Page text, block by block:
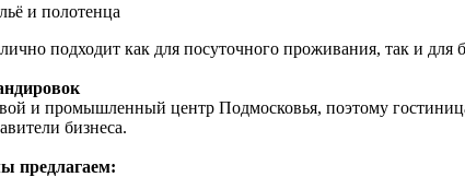
и полотенца
подходит как для посуточного проживания, так и для
и промышленный центр Подмосковья, поэтому
бизнеса.
предлагаем: